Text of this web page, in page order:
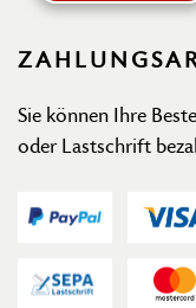
Sie können Ihre
oder Lastschrift